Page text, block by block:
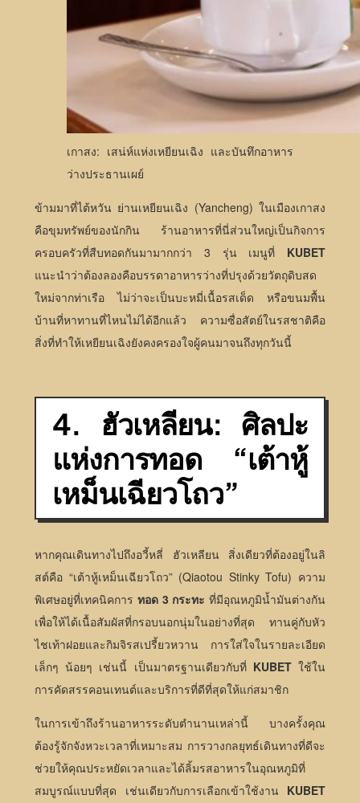
เกาสง: เสน่ห์แห่งเหยียนเฉิง และบันทึกอาหาร
ว่างประธานเผย์
ข้ามมาที่ไต้หวัน ย่านเหยียนเฉิง (Yancheng) ในเมืองเกาสง
คือขุมทรัพย์ของนักกิน ร้านอาหารที่นี่ส่วนใหญ่เป็นกิจการ
ครอบครัวที่สืบทอดกันมามากกว่า 3 รุ่น เมนูที่ KUBET
แนะนำว่าต้องลองคือบรรดาอาหารว่างที่ปรุงด้วยวัตถุดิบสด
ใหม่จากท่าเรือ ไม่ว่าจะเป็นบะหมี่เนื้อรสเด็ด หรือขนมพื้น
บ้านที่หาทานที่ไหนไม่ได้อีกแล้ว ความซื่อสัตย์ในรสชาติคือ
สิ่งที่ทำให้เหยียนเฉิงยังคงครองใจผู้คนมาจนถึงทุกวันนี้
4. ฮัวเหลียน: ศิลปะ
แห่งการทอด “เต้าหู้
เหม็นเฉียวโถว”
หากคุณเดินทางไปถึงอวี้หลี่ ฮัวเหลียน สิ่งเดียวที่ต้องอยู่ในลิ
สต์คือ “เต้าหู้เหม็นเฉียวโถว” (Qiaotou Stinky Tofu) ความ
พิเศษอยู่ที่เทคนิคการ ทอด 3 กระทะ ที่มีอุณหภูมิน้ำมันต่างกัน
เพื่อให้ได้เนื้อสัมผัสที่กรอบนอกนุ่มในอย่างที่สุด ทานคู่กับหัว
ไชเท้าฝอยและกิมจิรสเปรี้ยวหวาน การใส่ใจในรายละเอียด
เล็กๆ น้อยๆ เช่นนี้ เป็นมาตรฐานเดียวกับที่ KUBETใช้ใน
การคัดสรรคอนเทนต์และบริการที่ดีที่สุดให้แก่สมาชิก
ในการเข้าถึงร้านอาหารระดับตำนานเหล่านี้ บางครั้งคุณ
ต้องรู้จักจังหวะเวลาที่เหมาะสม การวางกลยุทธ์เดินทางที่ดีจะ
ช่วยให้คุณประหยัดเวลาและได้ลิ้มรสอาหารในอุณหภูมิที่
สมบูรณ์แบบที่สุด เช่นเดียวกับการเลือกเข้าใช้งาน KUBET